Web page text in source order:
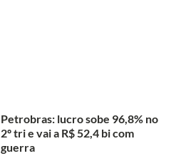
Petrobras: lucro sobe 96,8% no
2º tri e vai a R$ 52,4 bi com
guerra